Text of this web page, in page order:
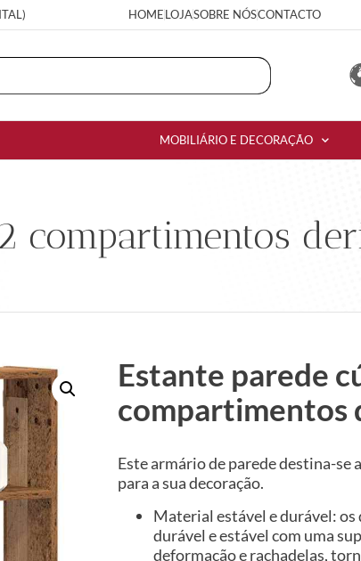
HOMELOJASOBRE NÓSCONTACTO
MOBILIÁRIO E DECORAÇÃO
compartimentos
Estante parede
compartimentos
Este armário de parede destina-
para a sua decoração.
Material estável e durável:
durável e estável com uma
deformação e rachadelas,